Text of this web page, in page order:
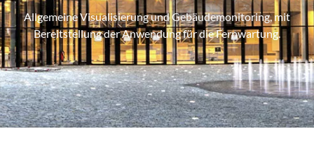
Allgemeine Visualisierung und Gebäudemonitoring, mit
Bereitstellung der Anwendung für die Fernwartung.